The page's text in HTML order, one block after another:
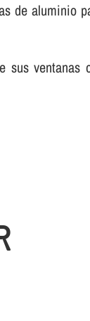
de aluminio
sus ventanas